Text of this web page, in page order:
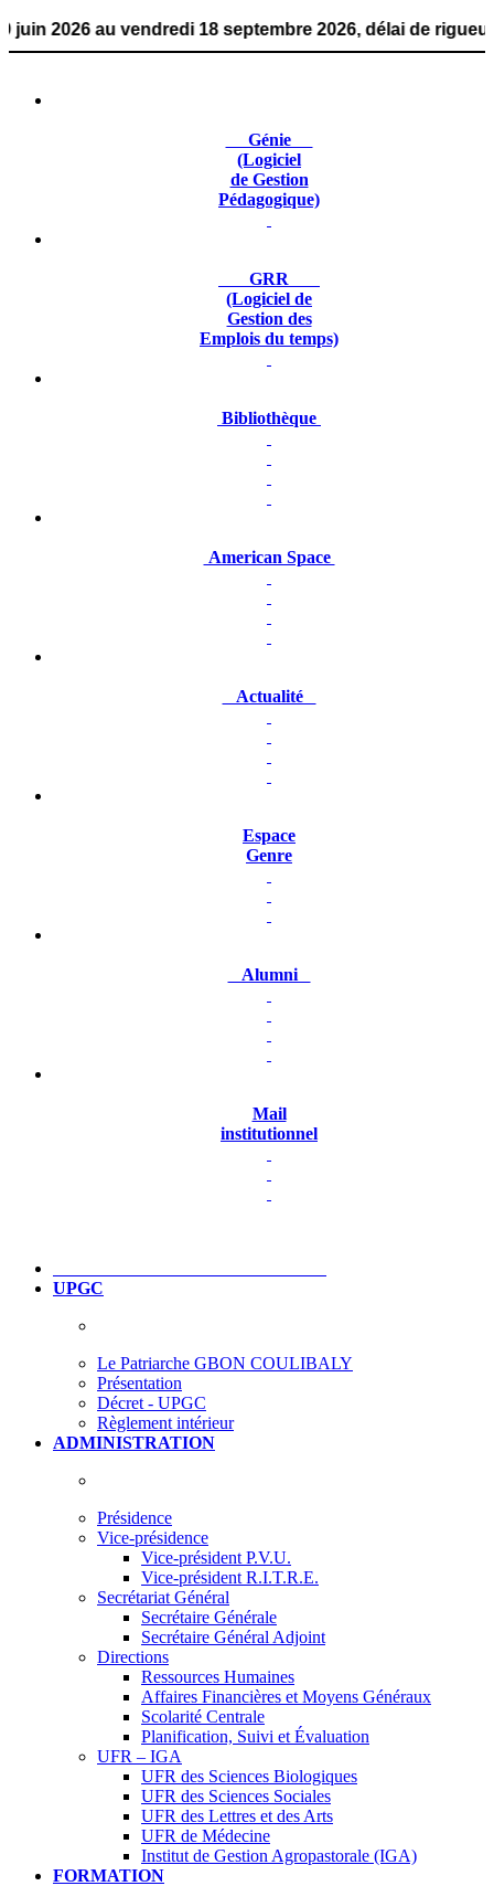
au vendredi 18 septembre 2026, délai de
Génie
(Logiciel
de Gestion
Pédagogique)
GRR
(Logiciel de
Gestion des
Emplois du temps)
Bibliothèque
American Space
Actualité
Espace
Genre
Alumni
Mail
institutionnel
UPGC
Le Patriarche GBON COULIBALY
Présentation
Décret - UPGC
Règlement intérieur
ADMINISTRATION
Présidence
Vice-présidence
Vice-président P.V.U.
Vice-président R.I.T.R.E.
Secrétariat Général
Secrétaire Générale
Secrétaire Général Adjoint
Directions
Ressources Humaines
Affaires Financières et Moyens Généraux
Scolarité Centrale
Planification, Suivi et Évaluation
UFR – IGA
UFR des Sciences Biologiques
UFR des Sciences Sociales
UFR des Lettres et des Arts
UFR de Médecine
Institut de Gestion Agropastorale (IGA)
FORMATION